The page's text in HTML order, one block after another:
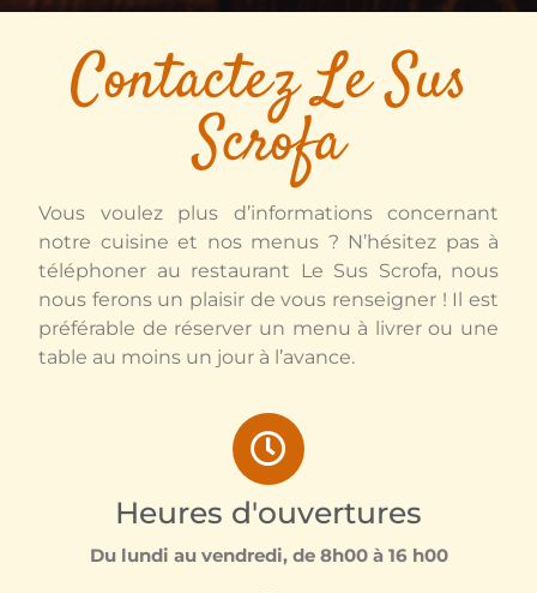
Contactez Le Sus
Scrofa
Vous voulez plus d’informations concernant
notre cuisine et nos menus ? N’hésitez pas à
téléphoner au restaurant Le Sus Scrofa, nous
nous ferons un plaisir de vous renseigner ! Il est
préférable de réserver un menu à livrer ou une
table au moins un jour à l’avance.
Heures d'ouvertures
Du lundi au vendredi, de 8h00 à 16 h00